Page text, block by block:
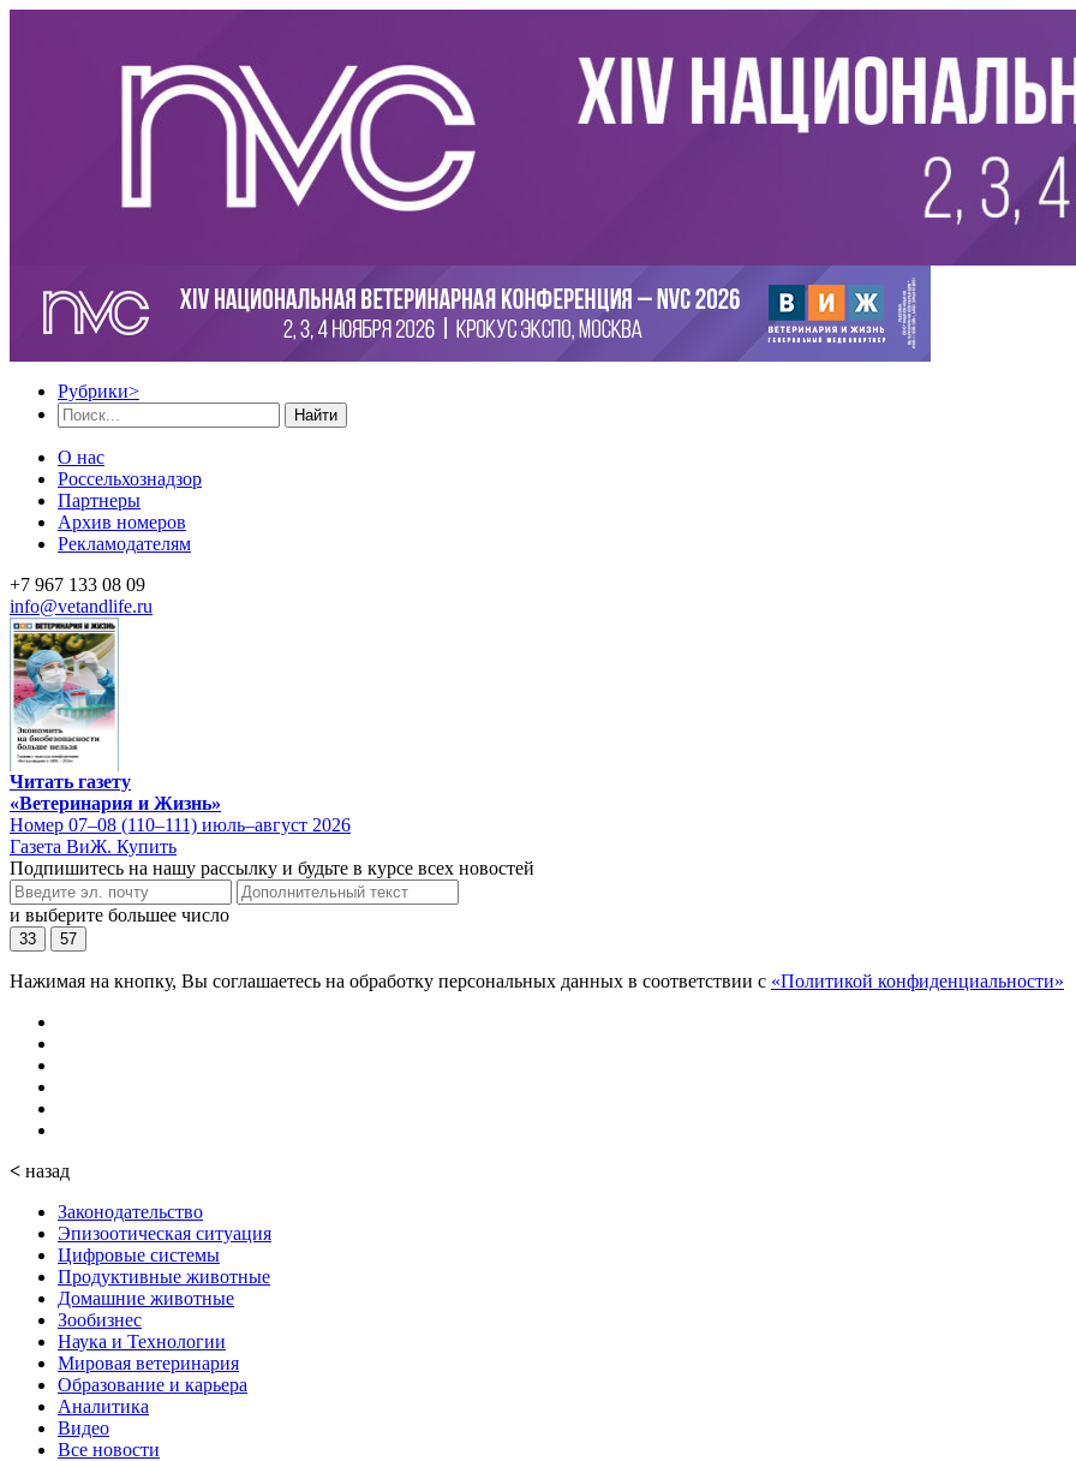
Рубрики>
Найти
О нас
Россельхознадзор
Партнеры
Архив номеров
Рекламодателям
+7 967 133 08 09
info@vetandlife.ru
Читать газету
«Ветеринария и Жизнь»
Номер 07–08 (110–111) июль–август 2026
Газета ВиЖ. Купить
Подпишитесь на нашу рассылку и будьте в курсе всех новостей
и выберите большее число
33 57
Нажимая на кнопку, Вы соглашаетесь на обработку персональных данных в соответствии с «Политикой конфиденциальности»
< назад
Законодательство
Эпизоотическая ситуация
Цифровые системы
Продуктивные животные
Домашние животные
Зообизнес
Наука и Технологии
Мировая ветеринария
Образование и карьера
Аналитика
Видео
Все новости